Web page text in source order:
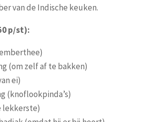
van de Indische keuken.
p/st):
(om zelf af te bakken)
ei)
(knoflookpinda’s)
lekkerste)